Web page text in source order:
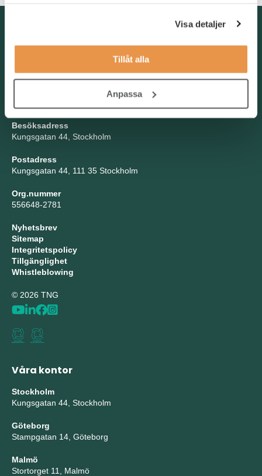
Visa detaljer
Tillåt alla
Anpassa
TNG Group AB
Besöksadress
Kungsgatan 44, Stockholm
Postadress
Kungsgatan 44, 111 35 Stockholm
Org.nummer
556648-2781
Nyhetsbrev
Sitemap
Integritetspolicy
Tillgänglighet
Whistleblowing
© 2026 TNG
Våra kontor
Stockholm
Kungsgatan 44, Stockholm
Göteborg
Stampgatan 14, Göteborg
Malmö
Stortorget 11, Malmö